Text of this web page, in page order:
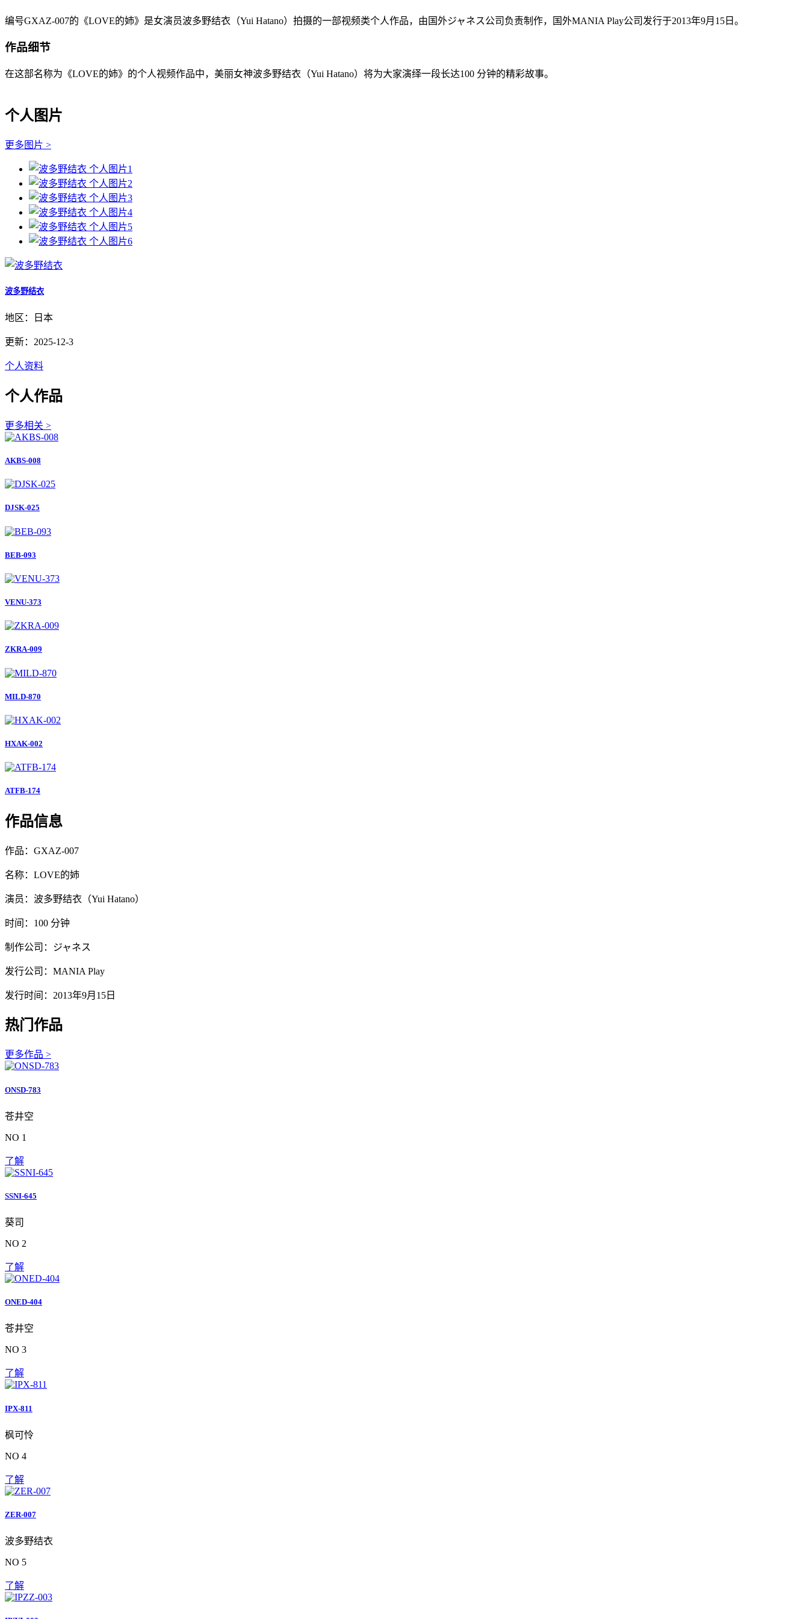
编号GXAZ-007的《LOVE的姉》是女演员波多野结衣（Yui Hatano）拍摄的一部视频类个人作品，由国外ジャネス公司负责制作，国外MANIA Play公司发行于2013年9月15日。
作品细节
在这部名称为《LOVE的姉》的个人视频作品中，美丽女神波多野结衣（Yui Hatano）将为大家演绎一段长达100 分钟的精彩故事。
个人图片
更多图片 >
波多野结衣
地区：日本
更新：2025-12-3
个人资料
个人作品
更多相关 >
AKBS-008
DJSK-025
BEB-093
VENU-373
ZKRA-009
MILD-870
HXAK-002
ATFB-174
作品信息
作品：GXAZ-007
名称：LOVE的姉
演员：波多野结衣（Yui Hatano）
时间：100 分钟
制作公司：ジャネス
发行公司：MANIA Play
发行时间：2013年9月15日
热门作品
更多作品 >
ONSD-783
苍井空
NO 1
了解
SSNI-645
葵司
NO 2
了解
ONED-404
苍井空
NO 3
了解
IPX-811
枫可怜
NO 4
了解
ZER-007
波多野结衣
NO 5
了解